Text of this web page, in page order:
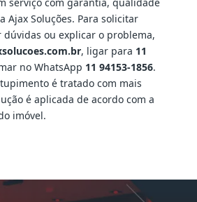
serviço com garantia, qualidade
Ajax Soluções. Para solicitar
ou explicar o problema,
, ligar para 11
no WhatsApp 11 94153-1856.
é tratado com mais
é aplicada de acordo com a
imóvel.